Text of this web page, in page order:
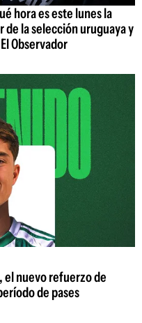
hora es este lunes la
la selección uruguaya y
Observador
el nuevo refuerzo de
de pases